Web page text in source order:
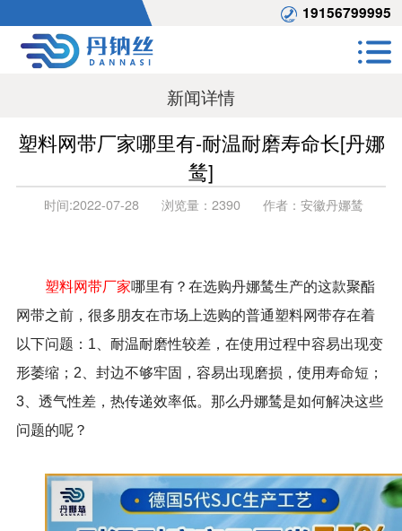
19156799995
新闻详情
塑料网带厂家哪里有-耐温耐磨寿命长[丹娜
鸶]
时间:2022-07-28 浏览量： 2390 作者： 安徽丹娜鸶
塑料网带厂家哪里有？在选购丹娜鸶生产的这款聚酯
网带之前，很多朋友在市场上选购的普通塑料网带存在着
以下问题： 1、耐温耐磨性较差，在使用过程中容易出现变
形萎缩； 2、封边不够牢固，容易出现磨损，使用寿命短；
3、透气性差，热传递效率低。那么丹娜鸶是如何解决这些
问题的呢？